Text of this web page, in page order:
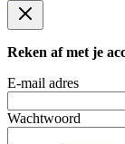
Reken af met je
E-mail adres
Wachtwoord